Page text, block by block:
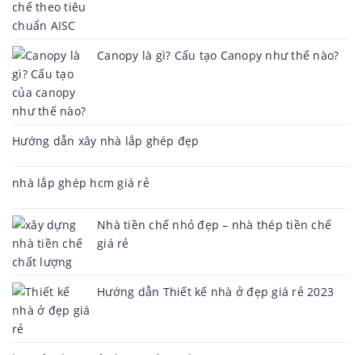
Canopy là gì? Cấu tạo Canopy như thế nào?
Hướng dẫn xây nhà lắp ghép đẹp
nhà lắp ghép hcm giá rẻ
Nhà tiền chế nhỏ đẹp – nhà thép tiền chế
giá rẻ
Hướng dẫn Thiết kế nhà ở đẹp giá rẻ 2023